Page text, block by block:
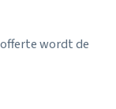
wordt de